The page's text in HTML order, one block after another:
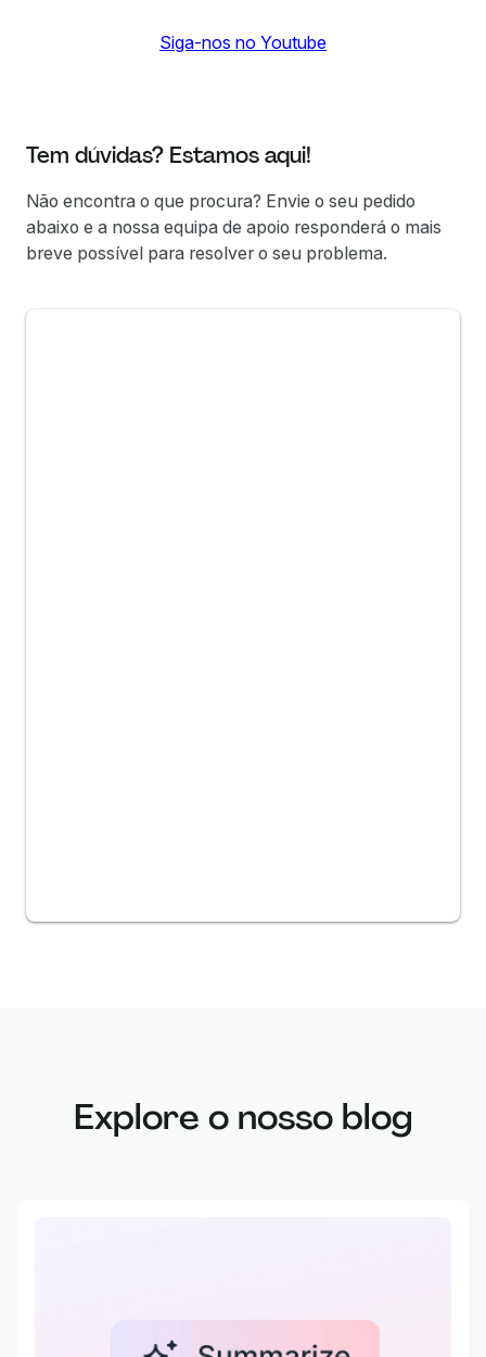
Siga-nos no Youtube
Tem dúvidas? Estamos aqui!
Não encontra o que procura? Envie o seu pedido
abaixo e a nossa equipa de apoio responderá o mais
breve possível para resolver o seu problema.
Explore o nosso blog